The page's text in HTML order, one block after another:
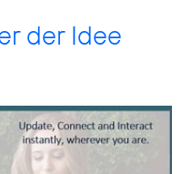
der Idee